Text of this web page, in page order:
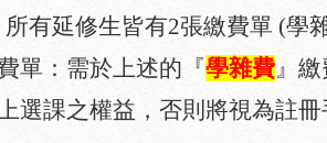
有延修生皆有2張繳費單 (學
單：需於上述的『學雜費』繳
選課之權益，否則將視為註冊